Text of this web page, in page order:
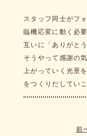
スタッフ同士がフ
臨機応変に動く必
互いに「ありがと
そうやって感謝の
上がっていく光景
をつくりだしてい
前